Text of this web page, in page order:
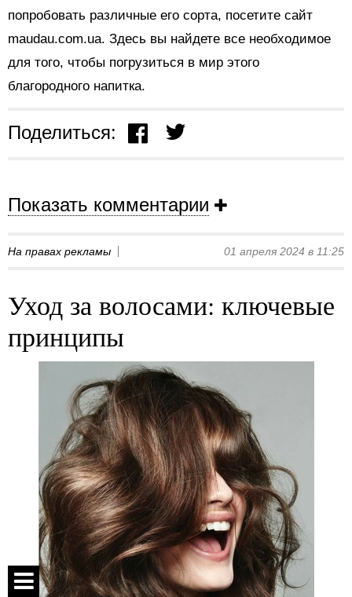
попробовать различные его сорта, посетите сайт
maudau.com.ua. Здесь вы найдете все необходимое
для того, чтобы погрузиться в мир этого
благородного напитка.
Поделиться:
Показать комментарии
На правах рекламы 01 апреля 2024 в 11:25
Уход за волосами: ключевые
принципы